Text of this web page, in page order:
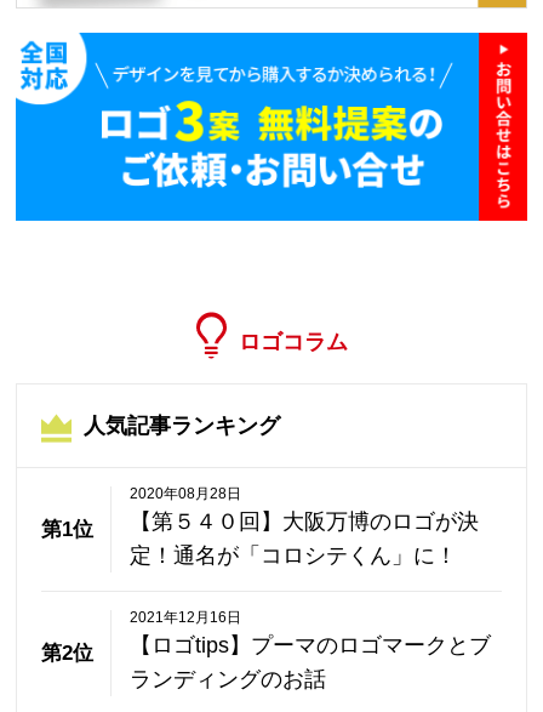
ロゴコラム
人気記事ランキング
第1位
2020年08月28日
【第５４０回】大阪万博のロゴが決
定！通名が「コロシテくん」に！
第2位
2021年12月16日
【ロゴtips】プーマのロゴマークとブ
ランディングのお話